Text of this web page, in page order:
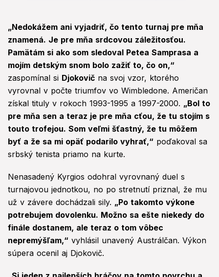
„Nedokážem ani vyjadriť, čo tento turnaj pre mňa
znamená. Je pre mňa srdcovou záležitosťou.
Pamätám si ako som sledoval Petea Samprasa a
mojím detským snom bolo zažiť to, čo on,“
zaspomínal si Djokovič na svoj vzor, ktorého
vyrovnal v počte triumfov vo Wimbledone. Američan
získal tituly v rokoch 1993-1995 a 1997-2000. „Bol to
pre mňa sen a teraz je pre mňa cťou, že tu stojím s
touto trofejou. Som veľmi šťastný, že tu môžem
byť a že sa mi opäť podarilo vyhrať,“ poďakoval sa
srbský tenista priamo na kurte.
Nenasadený Kyrgios odohral vyrovnaný duel s
turnajovou jednotkou, no po stretnutí priznal, že mu
už v závere dochádzali sily. „Po takomto výkone
potrebujem dovolenku. Možno sa ešte niekedy do
finále dostanem, ale teraz o tom vôbec
nepremýšľam,“ vyhlásil unavený Austrálčan. Výkon
súpera ocenil aj Djokovič.